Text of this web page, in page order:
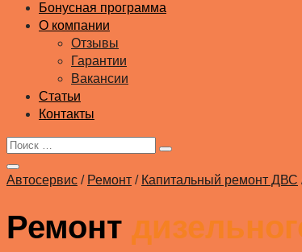
Бонусная программа
О компании
Отзывы
Гарантии
Вакансии
Статьи
Контакты
Автосервис / Ремонт / Капитальный ремонт ДВС
Ремонт